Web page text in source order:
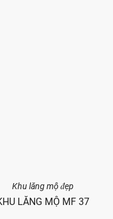
Khu lăng mộ đẹp
LĂNG MỘ MF 37